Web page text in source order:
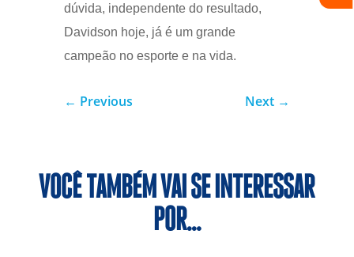
dúvida, independente do resultado,
Davidson hoje, já é um grande
campeão no esporte e na vida.
← Previous Next →
VOCÊ TAMBÉM VAI SE INTERESSAR
POR…